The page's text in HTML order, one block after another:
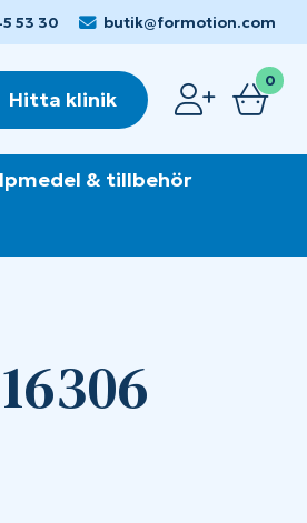
53 30 butik@formotion.com
Hitta klinik
0
& tillbehör